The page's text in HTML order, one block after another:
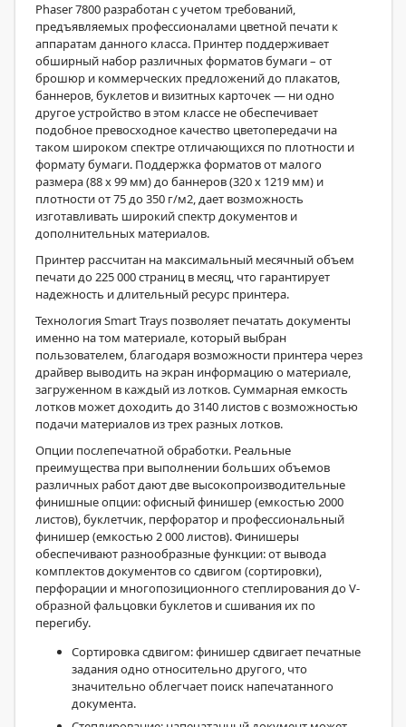
Phaser 7800 разработан с учетом требований,
предъявляемых профессионалами цветной печати к
аппаратам данного класса. Принтер поддерживает
обширный набор различных форматов бумаги – от
брошюр и коммерческих предложений до плакатов,
баннеров, буклетов и визитных карточек — ни одно
другое устройство в этом классе не обеспечивает
подобное превосходное качество цветопередачи на
таком широком спектре отличающихся по плотности и
формату бумаги. Поддержка форматов от малого
размера (88 x 99 мм) до баннеров (320 x 1219 мм) и
плотности от 75 до 350 г/м2, дает возможность
изготавливать широкий спектр документов и
дополнительных материалов.
Принтер рассчитан на максимальный месячный объем
печати до 225 000 страниц в месяц, что гарантирует
надежность и длительный ресурс принтера.
Технология Smart Trays позволяет печатать документы
именно на том материале, который выбран
пользователем, благодаря возможности принтера через
драйвер выводить на экран информацию о материале,
загруженном в каждый из лотков. Суммарная емкость
лотков может доходить до 3140 листов с возможностью
подачи материалов из трех разных лотков.
Опции послепечатной обработки. Реальные
преимущества при выполнении больших объемов
различных работ дают две высокопроизводительные
финишные опции: офисный финишер (емкостью 2000
листов), буклетчик, перфоратор и профессиональный
финишер (емкостью 2 000 листов). Финишеры
обеспечивают разнообразные функции: от вывода
комплектов документов со сдвигом (сортировки),
перфорации и многопозиционного степлирования до V-
образной фальцовки буклетов и сшивания их по
перегибу.
Сортировка сдвигом: финишер сдвигает печатные
задания одно относительно другого, что
значительно облегчает поиск напечатанного
документа.